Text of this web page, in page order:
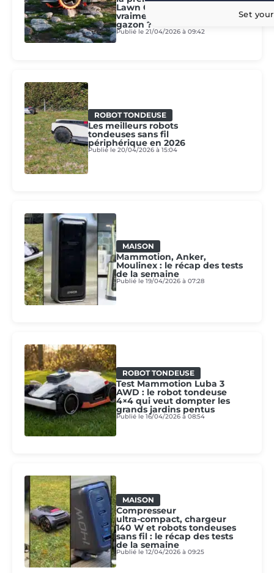
Lawn Care », mais que vaut
vraiment la protection du
gazon ?
Publié le 21/04/2026 à 09:42
ROBOT TONDEUSE
Les meilleurs robots
tondeuses sans fil
périphérique en 2026
Publié le 20/04/2026 à 15:04
MAISON
Mammotion, Anker,
Moulinex : le récap des tests
de la semaine
Publié le 19/04/2026 à 07:28
ROBOT TONDEUSE
Test Mammotion Luba 3
AWD : le robot tondeuse
4×4 qui veut dompter les
grands jardins pentus
Publié le 16/04/2026 à 08:54
MAISON
Compresseur
ultra‑compact, chargeur
140 W et robots tondeuses
sans fil : le récap des tests
de la semaine
Publié le 12/04/2026 à 09:25
Set